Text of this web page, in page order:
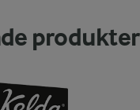
produkter